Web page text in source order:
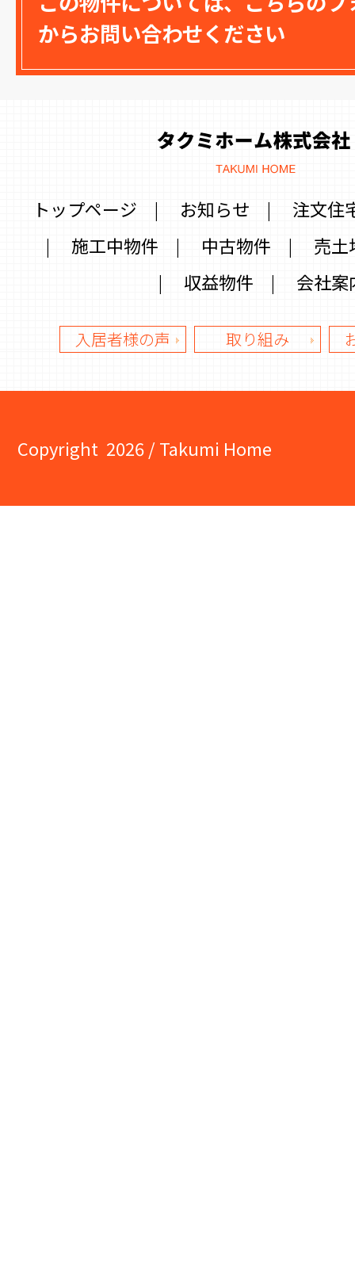
からお問い合わせください
トップページ | お知らせ | 注文住
| 施工中物件 | 中古物件 | 売土
| 収益物件 | 会社案
入居者様の声 取り組み
Copyright 2026 / Takumi Home